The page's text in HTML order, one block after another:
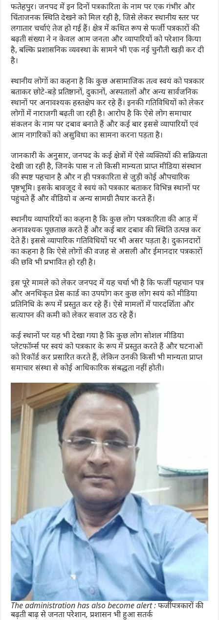
फतेहपुर। जनपद में इन दिनों पत्रकारिता के नाम पर एक गंभीर और
चिंताजनक स्थिति देखने को मिल रही है, जिसे लेकर स्थानीय स्तर पर
लगातार चर्चाएं तेज हो गई हैं। क्षेत्र में कथित रूप से फर्जी पत्रकारों की
बढ़ती संख्या ने न केवल आम जनता और व्यापारियों को परेशान किया
है, बल्कि प्रशासनिक व्यवस्था के सामने भी एक नई चुनौती खड़ी कर दी
है।
स्थानीय लोगों का कहना है कि कुछ असामाजिक तत्व स्वयं को पत्रकार
बताकर छोटे-बड़े प्रतिष्ठानों, दुकानों, अस्पतालों और अन्य सार्वजनिक
स्थानों पर अनावश्यक हस्तक्षेप कर रहे हैं। इनकी गतिविधियों को लेकर
लोगों में नाराजगी बढ़ती जा रही है। आरोप है कि ऐसे लोग समाचार
संकलन के नाम पर दबाव बनाते हैं और कई बार इससे व्यापारियों एवं
आम नागरिकों को असुविधा का सामना करना पड़ता है।
जानकारी के अनुसार, जनपद के कई क्षेत्रों में ऐसे व्यक्तियों की सक्रियता
देखी जा रही है, जिनके पास न तो किसी मान्यता प्राप्त मीडिया संस्थान
की स्पष्ट पहचान है और न ही पत्रकारिता से जुड़ी कोई औपचारिक
पृष्ठभूमि। इसके बावजूद वे स्वयं को पत्रकार बताकर विभिन्न स्थानों पर
पहुंचते हैं और वीडियो व अन्य सामग्री तैयार करते हैं।
स्थानीय व्यापारियों का कहना है कि कुछ लोग पत्रकारिता की आड़ में
अनावश्यक पूछताछ करते हैं और कई बार दबाव की स्थिति उत्पन्न कर
देते हैं। इससे व्यापारिक गतिविधियों पर भी असर पड़ता है। दुकानदारों
का कहना है कि ऐसे लोगों की वजह से असली और ईमानदार पत्रकारों
की छवि भी प्रभावित हो रही है।
इस पूरे मामले को लेकर जनपद में यह चर्चा भी है कि फर्जी पहचान पत्र
और अनधिकृत प्रेस कार्ड का उपयोग कर कुछ लोग स्वयं को मीडिया
प्रतिनिधि के रूप में प्रस्तुत कर रहे हैं। ऐसे मामलों में पारदर्शिता और
सत्यापन की कमी को लेकर सवाल उठ रहे हैं।
कई स्थानों पर यह भी देखा गया है कि कुछ लोग सोशल मीडिया
प्लेटफॉर्म्स पर स्वयं को पत्रकार के रूप में प्रस्तुत करते हैं और घटनाओं
को रिकॉर्ड कर प्रसारित करते हैं, लेकिन उनकी किसी भी मान्यता प्राप्त
समाचार संस्था से कोई आधिकारिक संबद्धता नहीं होती।
The administration has also become alert : फर्जी पत्रकारों की
बढ़ती बाढ़ से जनता परेशान, प्रशासन भी हुआ सतर्क